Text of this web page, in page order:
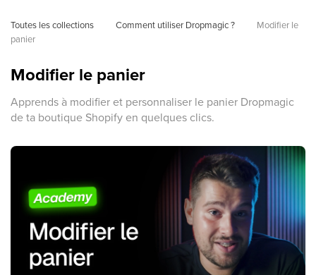
Toutes les collections Comment utiliser Dropmagic ?
Modifier le
panier
Modifier le panier
Apprends à modifier et personnaliser le panier Dropmagic
de ta boutique Shopify en quelques clics.